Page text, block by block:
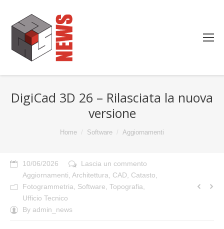
DigiCad 3D 26 – Rilasciata la nuova
versione
Home Software Aggiornamenti
10/06/2026
Lascia un commento
Aggiornamenti Architettura CAD Catasto
Fotogrammetria
Software Topografia
Ufficio Tecnico
By admin_news